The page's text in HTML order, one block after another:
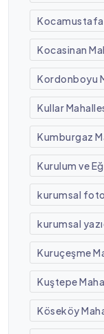
Kocasinan
Kordonboyu
Kullar
Kumburgaz
Kurulum ve
kurumsal
kurumsal
Kuruçeşme
Kuştepe
Köseköy